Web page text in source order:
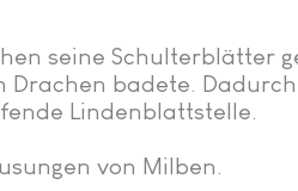
seine Schulterblätter
Drachen badete.
Lindenblattstelle.
von Milben.